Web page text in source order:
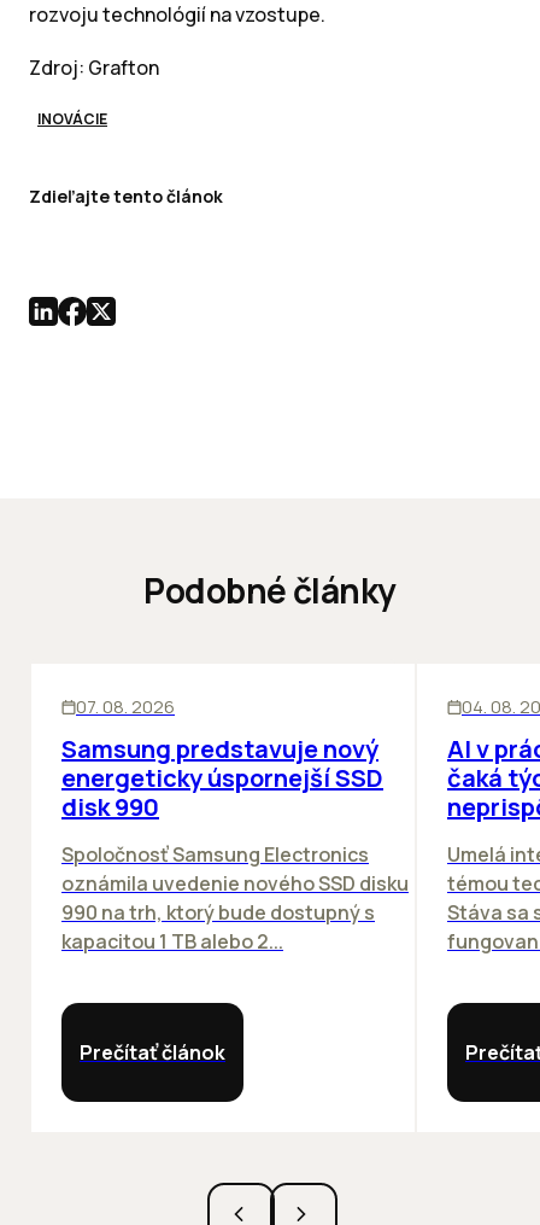
rozvoju technológií na vzostupe.
Zdroj: Grafton
INOVÁCIE
Zdieľajte tento článok
Podobné články
07. 08. 2026
Samsung predstavuje nový
energeticky úspornejší SSD
disk 990
Spoločnosť Samsung Electronics
oznámila uvedenie nového SSD disku
990 na trh, ktorý bude dostupný s
kapacitou 1 TB alebo 2...
Prečítať článok
04. 08.
AI v
čaká
Umelá
témou
Stáva sa